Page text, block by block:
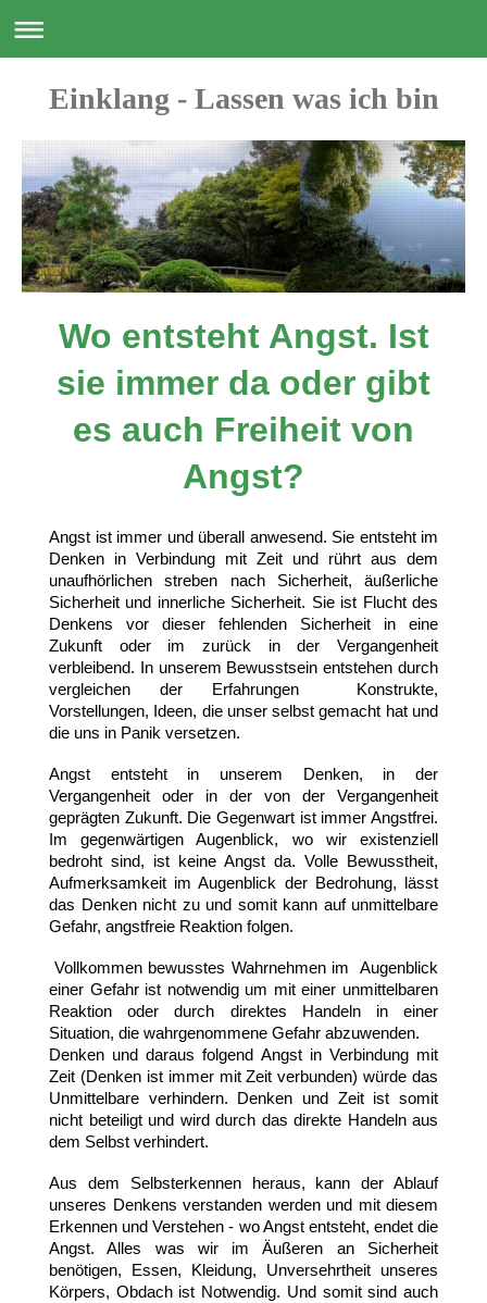
Einklang - Lassen was ich bin
Wo entsteht Angst. Ist
sie immer da oder gibt
es auch Freiheit von
Angst?
Angst ist immer und überall anwesend. Sie entsteht im
Denken in Verbindung mit Zeit und rührt aus dem
unaufhörlichen streben nach Sicherheit, äußerliche
Sicherheit und innerliche Sicherheit. Sie ist Flucht des
Denkens vor dieser fehlenden Sicherheit in eine
Zukunft oder im zurück in der Vergangenheit
verbleibend. In unserem Bewusstsein entstehen durch
vergleichen der Erfahrungen Konstrukte,
Vorstellungen, Ideen, die unser selbst gemacht hat und
die uns in Panik versetzen.
Angst entsteht in unserem Denken, in der
Vergangenheit oder in der von der Vergangenheit
geprägten Zukunft. Die Gegenwart ist immer Angstfrei.
Im gegenwärtigen Augenblick, wo wir existenziell
bedroht sind, ist keine Angst da. Volle Bewusstheit,
Aufmerksamkeit im Augenblick der Bedrohung, lässt
das Denken nicht zu und somit kann auf unmittelbare
Gefahr, angstfreie Reaktion folgen.
Vollkommen bewusstes Wahrnehmen im Augenblick
einer Gefahr ist notwendig um mit einer unmittelbaren
Reaktion oder durch direktes Handeln in einer
Situation, die wahrgenommene Gefahr abzuwenden.
Denken und daraus folgend Angst in Verbindung mit
Zeit (Denken ist immer mit Zeit verbunden) würde das
Unmittelbare verhindern. Denken und Zeit ist somit
nicht beteiligt und wird durch das direkte Handeln aus
dem Selbst verhindert.
Aus dem Selbsterkennen heraus, kann der Ablauf
unseres Denkens verstanden werden und mit diesem
Erkennen und Verstehen - wo Angst entsteht, endet die
Angst. Alles was wir im Äußeren an Sicherheit
benötigen, Essen, Kleidung, Unversehrtheit unseres
Körpers, Obdach ist Notwendig. Und somit sind auch